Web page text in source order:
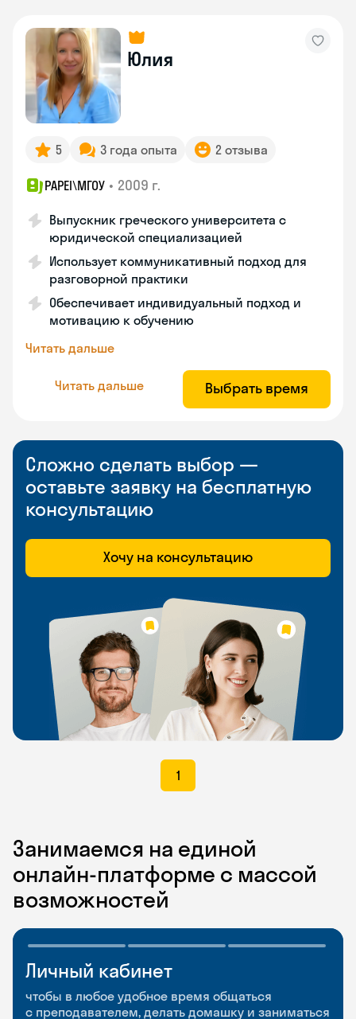
Юлия
5 3 года опыта 2 отзыва
PAPEI\MГОУ • 2009 г.
Выпускник греческого университета с
юридической специализацией
Использует коммуникативный подход для
разговорной практики
Обеспечивает индивидуальный подход и
мотивацию к обучению
Читать дальше
Читать дальше Выбрать время
Сложно сделать выбор —
оставьте заявку на бесплатную
консультацию
Хочу на консультацию
1
Занимаемся на единой
онлайн-платформе с массой
возможностей
Личный кабинет
чтобы в любое удобное время общаться
с преподавателем, делать домашку и заниматься
Мобильное
приложение
Разговорные клубы
и Talks